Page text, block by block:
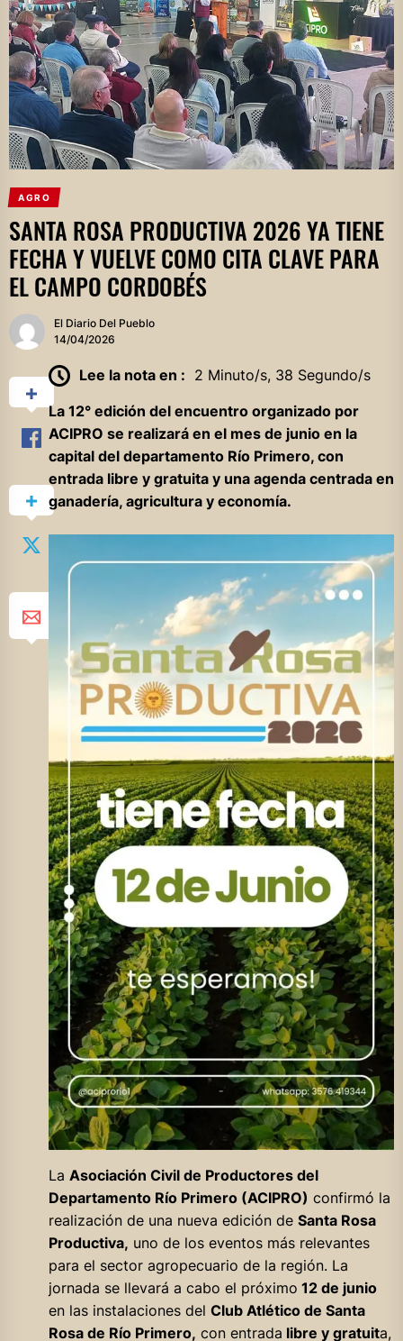
AGRO
SANTA ROSA PRODUCTIVA 2026 YA TIENE
FECHA Y VUELVE COMO CITA CLAVE PARA
EL CAMPO CORDOBÉS
El Diario Del Pueblo
14/04/2026
Lee la nota en : 2 Minuto/s, 38 Segundo/s
La 12° edición del encuentro organizado por
ACIPRO se realizará en el mes de junio en la
capital del departamento Río Primero, con
entrada libre y gratuita y una agenda centrada en
ganadería, agricultura y economía.
La Asociación Civil de Productores del
Departamento Río Primero (ACIPRO) confirmó la
realización de una nueva edición de Santa Rosa
Productiva, uno de los eventos más relevantes
para el sector agropecuario de la región. La
jornada se llevará a cabo el próximo 12 de junio
en las instalaciones del Club Atlético de Santa
Rosa de Río Primero, con entrada libre y gratuita,